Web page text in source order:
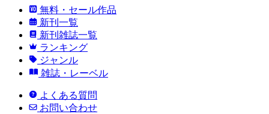
無料・セール作品
新刊一覧
新刊雑誌一覧
ランキング
ジャンル
雑誌・レーベル
よくある質問
お問い合わせ